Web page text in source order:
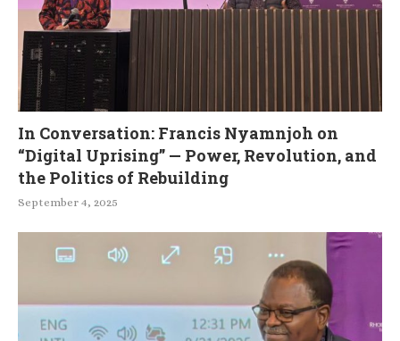
In Conversation: Francis Nyamnjoh on
“Digital Uprising” — Power, Revolution, and
the Politics of Rebuilding
September 4, 2025